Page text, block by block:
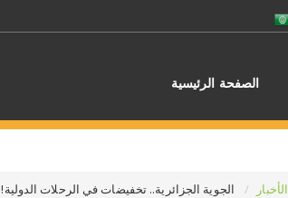
الصفحة الرئيسية
الأخبار الجوية الجزائرية.. تخفيضات في الرحلات الدولية!